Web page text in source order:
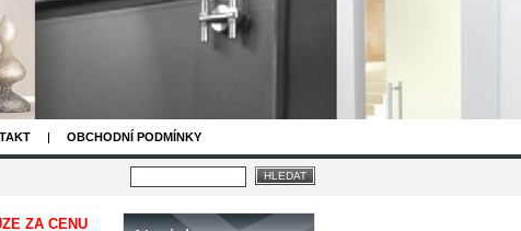
OBCHODNÍ PODMÍNKY
ZA CENU